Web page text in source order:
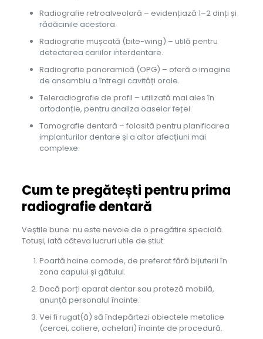
Radiografie retroalveolară – evidențiază 1–2 dinți și
rădăcinile acestora.
Radiografie mușcată (bite-wing) – utilă pentru
detectarea cariilor interdentare.
Radiografie panoramică (OPG) – oferă o imagine
de ansamblu a întregii cavități orale.
Teleradiografie de profil – utilizată mai ales în
ortodonție, pentru analiza oaselor feței.
Tomografie dentară – folosită pentru planificarea
implanturilor dentare și a altor afecțiuni mai
complexe.
Cum te pregătești pentru prima
radiografie dentară
Veștile bune: nu este nevoie de o pregătire specială.
Totuși, iată câteva lucruri utile de știut:
Poartă haine comode, de preferat fără bijuterii în
zona capului și gâtului.
Dacă porți aparat dentar sau proteză mobilă,
anunță personalul înainte.
Vei fi rugat(ă) să îndepărtezi obiectele metalice
(cercei, coliere, ochelari) înainte de procedură.